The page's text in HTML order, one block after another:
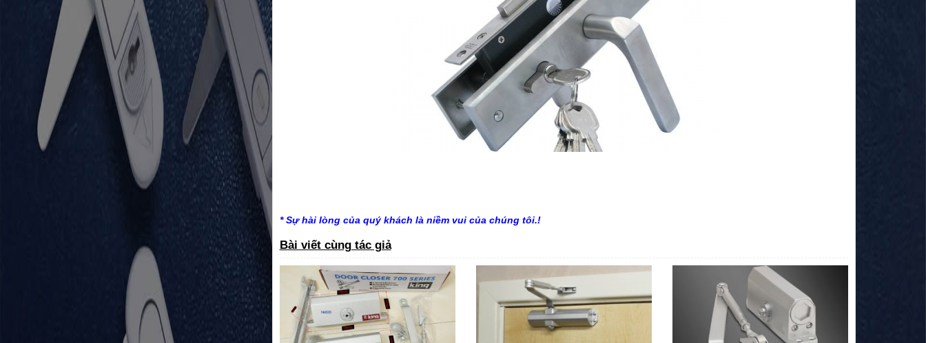
* Sự hài lòng của quý khách là niềm vui của chúng tôi.!
Bài viết cùng tác giả